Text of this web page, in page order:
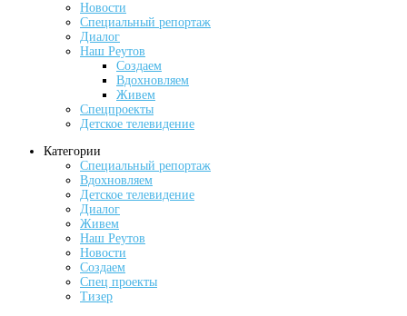
Новости
Специальный репортаж
Диалог
Наш Реутов
Создаем
Вдохновляем
Живем
Спецпроекты
Детское телевидение
Категории
Cпециальный репортаж
Вдохновляем
Детское телевидение
Диалог
Живем
Наш Реутов
Новости
Создаем
Спец проекты
Тизер